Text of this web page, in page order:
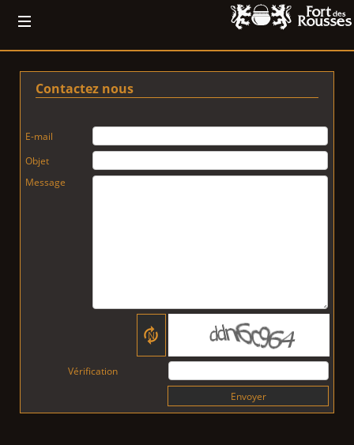
Contactez nous
E-mail
Objet
Message
N
Vérification
Envoyer